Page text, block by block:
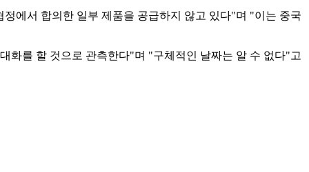
에서 합의한 일부 제품을 공급하지 않고 있다"며 "이는 중국
화를 할 것으로 관측한다"며 "구체적인 날짜는 알 수 없다"고